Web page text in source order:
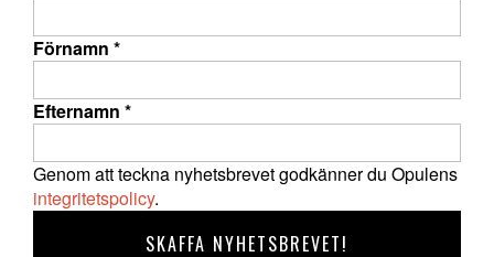
Förnamn *
Efternamn *
Genom att teckna nyhetsbrevet godkänner du Opulens
integritetspolicy.